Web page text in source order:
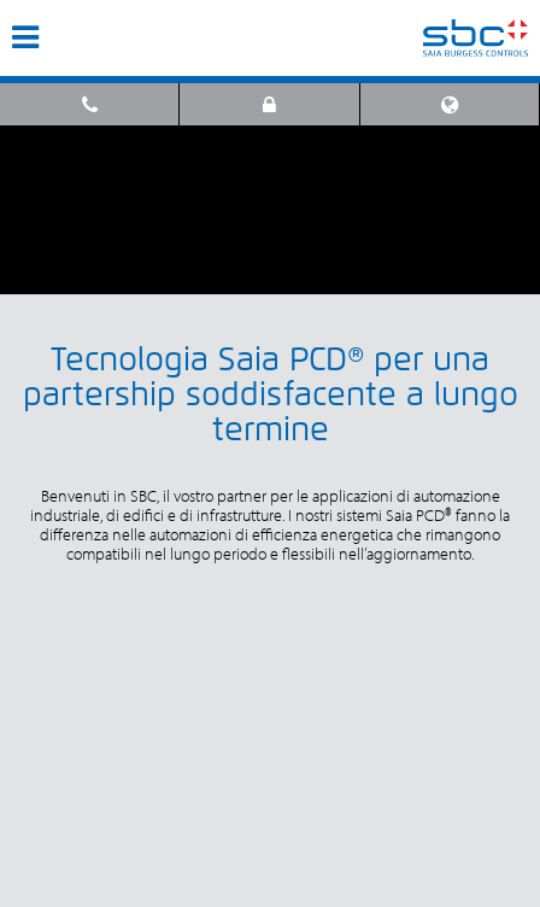
Tecnologia Saia PCD® per una
partership soddisfacente a lungo
termine
Benvenuti in SBC, il vostro partner per le applicazioni di automazione
industriale, di edifici e di infrastrutture. I nostri sistemi Saia PCD® fanno la
differenza nelle automazioni di efficienza energetica che rimangono
compatibili nel lungo periodo e flessibili nell’aggiornamento.